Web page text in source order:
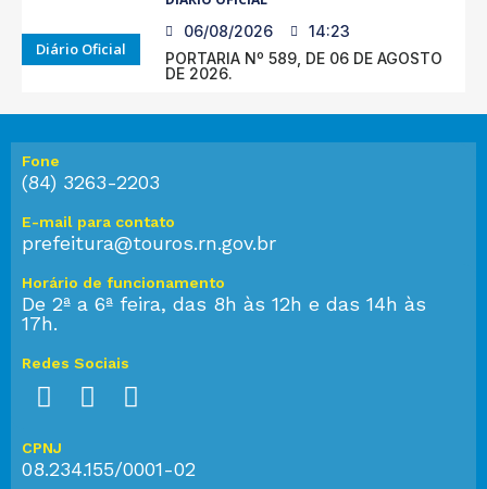
Diário Oficial
06/08/2026
14:23
PORTARIA Nº 589, DE 06 DE AGOSTO
DE 2026.
Fone
(84) 3263-2203
E-mail para contato
prefeitura@touros.rn.gov.br
Horário de funcionamento
De 2ª a 6ª feira, das 8h às 12h e das 14h às
17h.
Redes Sociais
CPNJ
08.234.155/0001-02